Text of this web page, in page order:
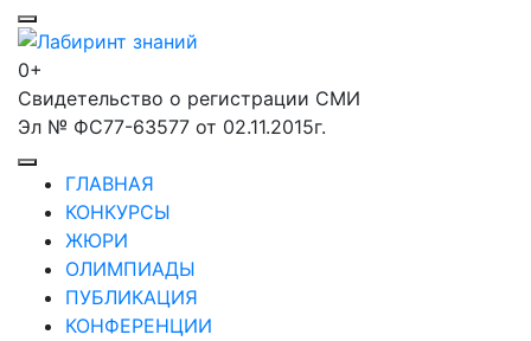
Лабиринт знаний
0+
Свидетельство о регистрации СМИ
Эл № ФС77-63577 от 02.11.2015г.
ГЛАВНАЯ
КОНКУРСЫ
ЖЮРИ
ОЛИМПИАДЫ
ПУБЛИКАЦИЯ
КОНФЕРЕНЦИИ